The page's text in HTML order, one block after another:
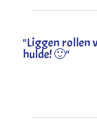
"Liggen rollen
hulde! 🙂"